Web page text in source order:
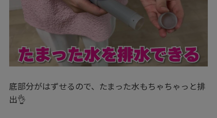
底部分がはずせるので、たまった水もちゃちゃっと排
出👌